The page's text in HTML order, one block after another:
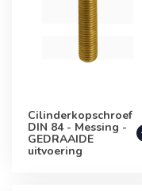
Cilinderkopschroef
DIN 84 - Messing -
GEDRAAIDE
uitvoering